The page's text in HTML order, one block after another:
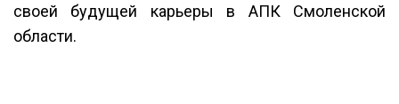
своей будущей карьеры в АПК Смоленской
области.